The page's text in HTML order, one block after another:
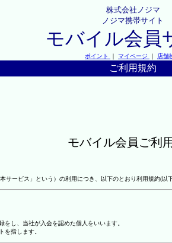
株式会社ノジマ
ノジマ携帯サイト
モバイル会員
ポイント ｜ マイページ ｜ 店舗
ご利用規約
モバイル会員ご利
ービス」という）の利用につき、以下のとおり利用規約(
し、当社が入会を認めた個人をいいます。
を指します。